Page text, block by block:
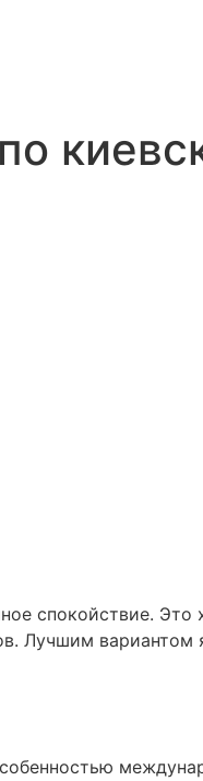
спокойствие. Это
Лучшим вариантом